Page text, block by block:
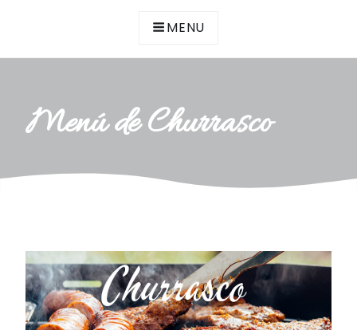
MENU
Menú de Churrasco